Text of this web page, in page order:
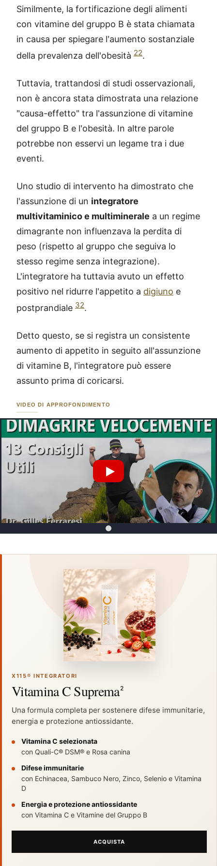
Similmente, la fortificazione degli alimenti
con vitamine del gruppo B è stata chiamata
in causa per spiegare l'aumento sostanziale
della prevalenza dell'obesità 22.
Tuttavia, trattandosi di studi osservazionali,
non è ancora stata dimostrata una relazione
"causa-effetto" tra l'assunzione di vitamine
del gruppo B e l'obesità. In altre parole
potrebbe non esservi un legame tra i due
eventi.
Uno studio di intervento ha dimostrato che
l'assunzione di un integratore
multivitaminico e multiminerale a un regime
dimagrante non influenzava la perdita di
peso (rispetto al gruppo che seguiva lo
stesso regime senza integrazione).
L'integratore ha tuttavia avuto un effetto
positivo nel ridurre l'appetito a digiuno e
postprandiale 32.
Detto questo, se si registra un consistente
aumento di appetito in seguito all'assunzione
di vitamine B, l'integratore può essere
assunto prima di coricarsi.
VIDEO DI APPROFONDIMENTO
Riproduci Video YouTube
X115® INTEGRATORI
Vitamina C Suprema2
Una formula completa per sostenere difese immunitarie,
energia e protezione antiossidante.
Vitamina C selezionata
con Quali-C® DSM® e Rosa canina
Difese immunitarie
con Echinacea, Sambuco Nero, Zinco, Selenio e Vitamina
D
Energia e protezione antiossidante
con Vitamina C e Vitamine del Gruppo B
ACQUISTA
SCOPRI COME FUNZIONA